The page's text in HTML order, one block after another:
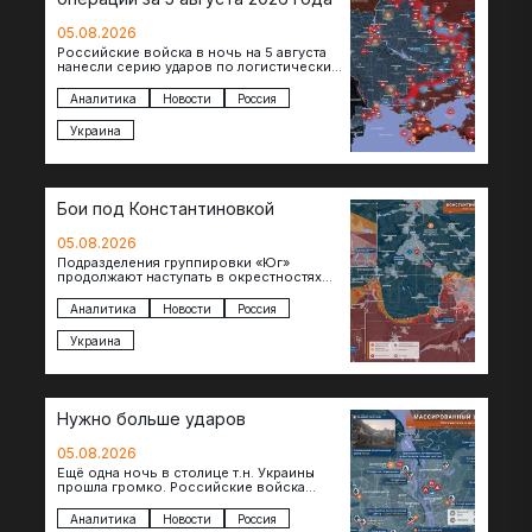
05.08.2026
Российские войска в ночь на 5 августа
нанесли серию ударов по логистическим
Днепропетровской областях. Под…
Аналитика Новости Россия
Украина
Бои под Константиновкой
05.08.2026
Подразделения группировки «Юг»
продолжают наступать в окрестностях
города. Пока на восточном фланге идут
ожесточенные бои за окраины…
Аналитика Новости Россия
Украина
Нужно больше ударов
05.08.2026
Ещё одна ночь в столице т.н. Украины
прошла громко. Российские войска
объекты и предприятия в Киеве и
Аналитика Новости Россия